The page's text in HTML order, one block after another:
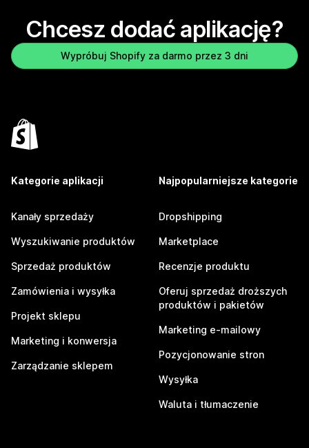
Chcesz dodać aplikację?
Wypróbuj Shopify za darmo przez 3 dni
Kategorie aplikacji
Kanały sprzedaży
Wyszukiwanie produktów
Sprzedaż produktów
Zamówienia i wysyłka
Projekt sklepu
Marketing i konwersja
Zarządzanie sklepem
Najpopularniejsze kategorie
Dropshipping
Marketplace
Recenzje produktu
Oferuj sprzedaż droższych
produktów i pakietów
Marketing e-mailowy
Pozycjonowanie stron
Wysyłka
Waluta i tłumaczenie